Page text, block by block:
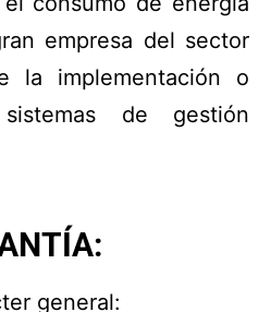
empresa del sector
la implementación o
de gestión
general: